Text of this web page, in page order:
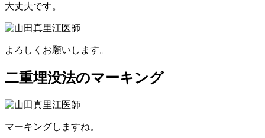
大丈夫です。
よろしくお願いします。
二重埋没法のマーキング
マーキングしますね。